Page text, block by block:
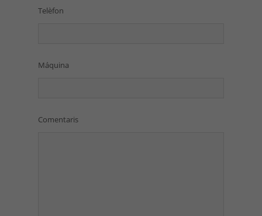
Telèfon
Máquina
Comentaris